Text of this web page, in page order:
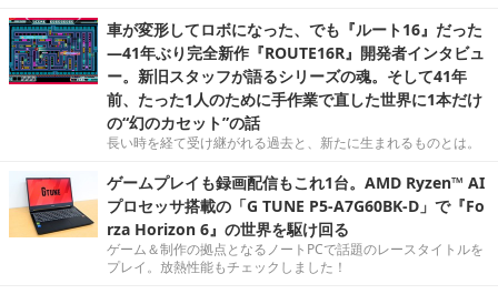
車が変形してロボになった、でも『ルート16』だった
―41年ぶり完全新作『ROUTE16R』開発者インタビュ
ー。新旧スタッフが語るシリーズの魂。そして41年
前、たった1人のために手作業で直した世界に1本だけ
の“幻のカセット”の話
長い時を経て受け継がれる過去と、新たに生まれるものとは。
ゲームプレイも録画配信もこれ1台。AMD Ryzen™ AI
プロセッサ搭載の「G TUNE P5-A7G60BK-D」で『Fo
rza Horizon 6』の世界を駆け回る
ゲーム＆制作の拠点となるノートPCで話題のレースタイトルを
プレイ。放熱性能もチェックしました！